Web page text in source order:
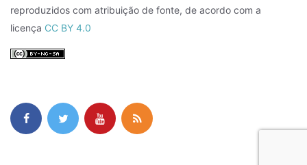
reproduzidos com atribuição de fonte, de acordo com a
licença CC BY 4.0